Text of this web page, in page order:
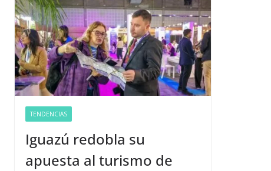
TENDENCIAS
Iguazú redobla su
apuesta al turismo de